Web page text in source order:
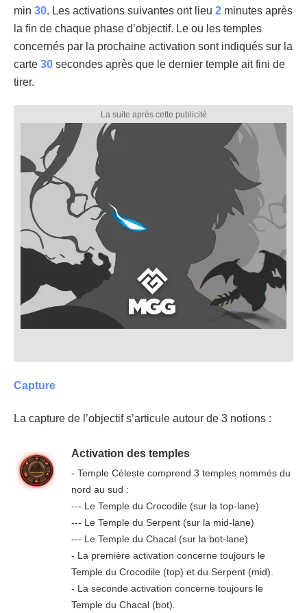
min 30. Les activations suivantes ont lieu 2 minutes après
la fin de chaque phase d’objectif. Le ou les temples
concernés par la prochaine activation sont indiqués sur la
carte 30 secondes après que le dernier temple ait fini de
tirer.
Capture
La capture de l’objectif s’articule autour de 3 notions :
Activation des temples
- Temple Céleste comprend 3 temples nommés du
nord au sud :
--- Le Temple du Crocodile (sur la top-lane)
--- Le Temple du Serpent (sur la mid-lane)
--- Le Temple du Chacal (sur la bot-lane)
- La première activation concerne toujours le
Temple du Crocodile (top) et du Serpent (mid).
- La seconde activation concerne toujours le
Temple du Chacal (bot).